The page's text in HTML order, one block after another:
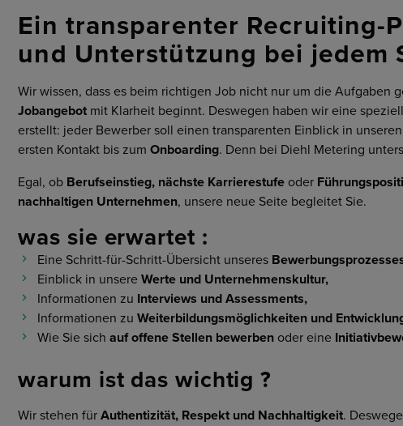
Cybersecurity
Märkte
Allgemeine Einkaufs- und
Ein transparenter Recruiting-
und Unterstützung bei jedem
Wir wissen, dass es beim richtigen Job nicht nur um die Aufgaben
Jobangebot mit Klarheit beginnt. Deswegen haben wir eine
erstellt: jeder Bewerber soll einen transparenten Einblick in unseren
ersten Kontakt bis zumOnboarding. Denn bei Diehl Metering
Egal, ob Berufseinstieg, nächste Karrierestufe oder
nachhaltigen Unternehmen, unsere neue Seite begleitet Sie.
was sie erwartet :
Eine Schritt-für-Schritt-Übersicht unseres
Einblick in unsereWerte und Unternehmenskultur,
Informationen zu Interviews und Assessments,
Informationen zuWeiterbildungsmöglichkeiten und
Wie Sie sichauf offene Stellen bewerben oder eine
warum ist das wichtig ?
Wir stehen fürAuthentizität, Respekt und Nachhaltigkeit.